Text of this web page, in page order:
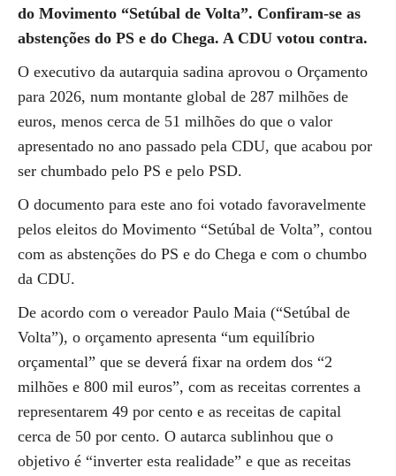
do Movimento “Setúbal de Volta”. Confiram-se as
abstenções do PS e do Chega. A CDU votou contra.
O executivo da autarquia sadina aprovou o Orçamento
para 2026, num montante global de 287 milhões de
euros, menos cerca de 51 milhões do que o valor
apresentado no ano passado pela CDU, que acabou por
ser chumbado pelo PS e pelo PSD.
O documento para este ano foi votado favoravelmente
pelos eleitos do Movimento “Setúbal de Volta”, contou
com as abstenções do PS e do Chega e com o chumbo
da CDU.
De acordo com o vereador Paulo Maia (“Setúbal de
Volta”), o orçamento apresenta “um equilíbrio
orçamental” que se deverá fixar na ordem dos “2
milhões e 800 mil euros”, com as receitas correntes a
representarem 49 por cento e as receitas de capital
cerca de 50 por cento. O autarca sublinhou que o
objetivo é “inverter esta realidade” e que as receitas